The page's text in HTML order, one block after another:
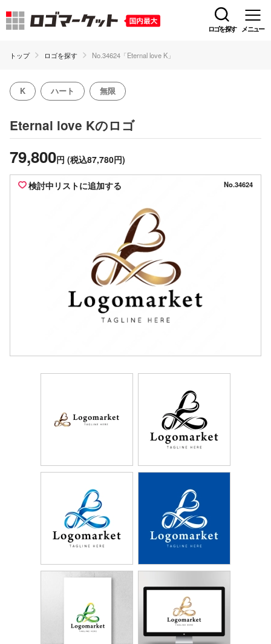
ロゴを探す メニュー
トップ ロゴを探す No.34624「Eternal love K」
K ハート 無限
Eternal love Kのロゴ
79,800円 (税込87,780円)
検討中リストに追加する No.34624